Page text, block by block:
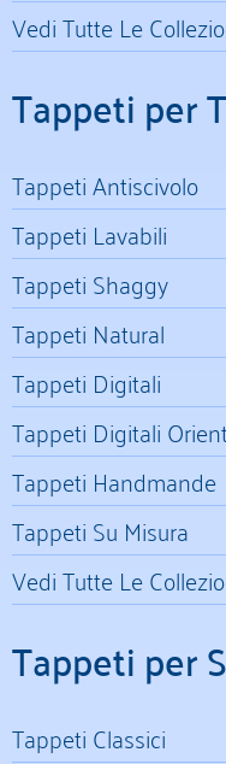
Vedi Tutte Le
Tappeti per
Tappeti Antiscivolo
Tappeti Lavabili
Tappeti Shaggy
Tappeti Natural
Tappeti Digitali
Tappeti Digitali
Tappeti Handmande
Tappeti Su Misura
Vedi Tutte Le
Tappeti per
Tappeti Classici